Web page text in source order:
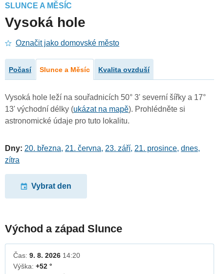
SLUNCE A MĚSÍC
Vysoká hole
Označit jako domovské město
Počasí Slunce a Měsíc Kvalita ovzduší
Vysoká hole leží na souřadnicích 50° 3' severní šířky a 17°
13' východní délky (ukázat na mapě). Prohlédněte si
astronomické údaje pro tuto lokalitu.
Dny: 20. března, 21. června, 23. září, 21. prosince, dnes,
zítra
Vybrat den
Východ a západ Slunce
Čas: 9. 8. 2026 14:20
Výška: +52 °